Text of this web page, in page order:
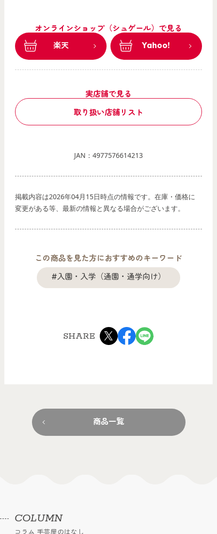
オンラインショップ（シュゲール）で見る
楽天
Yahoo!
実店舗で見る
取り扱い店舗リスト
JAN：4977576614213
掲載内容は2026年04月15日時点の情報です。在庫・価格に
変更がある等、最新の情報と異なる場合がございます。
この商品を見た方におすすめのキーワード
#入園・入学（通園・通学向け）
SHARE
商品一覧
COLUMN
コラム 手芸屋のはなし